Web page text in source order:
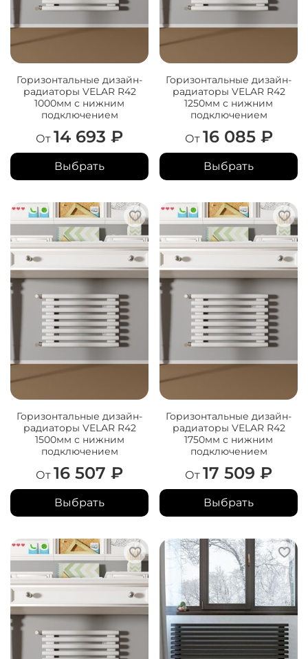
Горизонтальные дизайн-
радиаторы VELAR R42
1000мм с нижним
подключением
От 14 693 ₽
Выбрать
Горизонтальные дизайн-
радиаторы VELAR R42
1250мм с нижним
подключением
От 16 085 ₽
Выбрать
Горизонтальные дизайн-
радиаторы VELAR R42
1500мм с нижним
подключением
От 16 507 ₽
Выбрать
Горизонтальные дизайн-
радиаторы VELAR R42
1750мм с нижним
подключением
От 17 509 ₽
Выбрать